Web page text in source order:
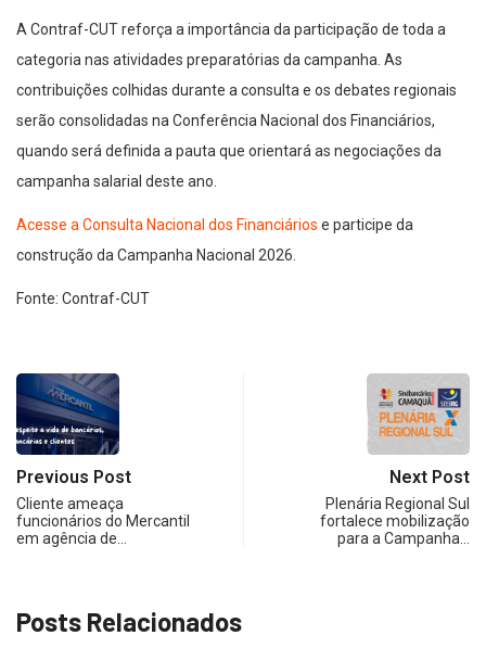
A Contraf-CUT reforça a importância da participação de toda a
categoria nas atividades preparatórias da campanha. As
contribuições colhidas durante a consulta e os debates regionais
serão consolidadas na Conferência Nacional dos Financiários,
quando será definida a pauta que orientará as negociações da
campanha salarial deste ano.
Acesse a Consulta Nacional dos Financiários e participe da
construção da Campanha Nacional 2026.
Fonte: Contraf-CUT
Previous Post
Cliente ameaça
funcionários do Mercantil
em agência de…
Next Post
Plenária Regional Sul
fortalece mobilização
para a Campanha…
Posts Relacionados